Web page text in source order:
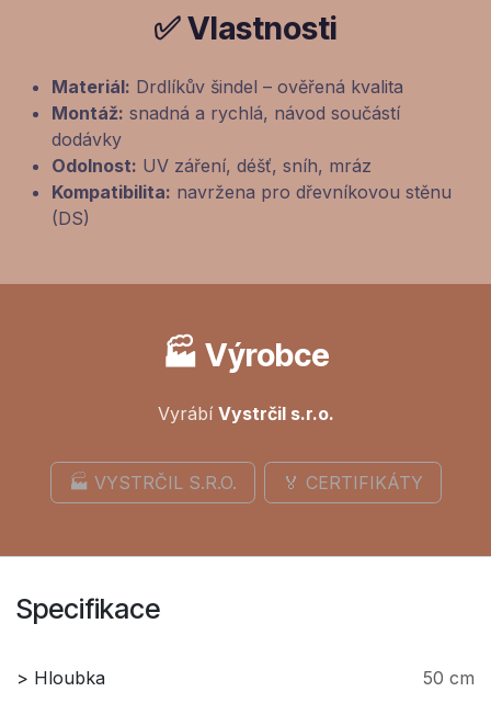
✅ Vlastnosti
Materiál: Drdlíkův šindel – ověřená kvalita
Montáž: snadná a rychlá, návod součástí
dodávky
Odolnost: UV záření, déšť, sníh, mráz
Kompatibilita: navržena pro dřevníkovou stěnu
(DS)
🏭 Výrobce
Vyrábí Vystrčil s.r.o.
🏭 VYSTRČIL S.R.O. 🏅 CERTIFIKÁTY
Specifikace
> Hloubka 50 cm